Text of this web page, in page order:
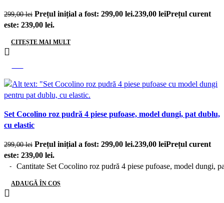
299,00lei Prețul inițial a fost: 299,00 lei.239,00 leiPrețul curent
este: 239,00 lei.
CITEȘTE MAI MULT
Set Cocolino roz pudră 4 piese pufoase, model dungi, pat dublu,
cu elastic
299,00lei Prețul inițial a fost: 299,00 lei.239,00 leiPrețul curent
este: 239,00 lei.
Cantitate Set Cocolino roz pudră 4 piese pufoase, model dungi,
ADAUGĂ ÎN COȘ